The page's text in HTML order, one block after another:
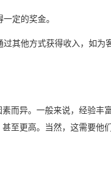
定的奖金。
其他方式获得收入，如为
而异。一般来说，经验丰
至更高。当然，这需要他